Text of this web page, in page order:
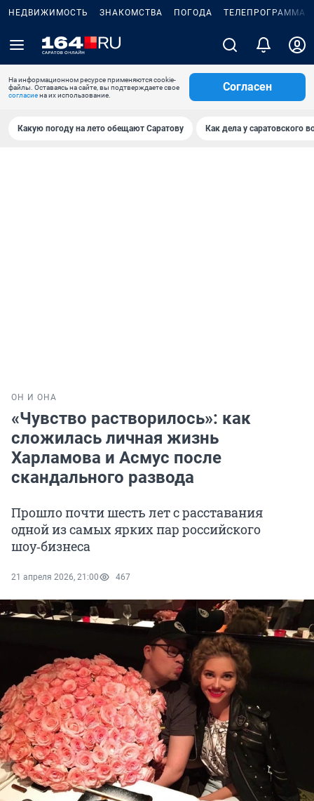
НЕДВИЖИМОСТЬ ЗНАКОМСТВА ПОГОДА ТЕЛЕПРОГРАММА
На информационном ресурсе применяются cookie-
файлы. Оставаясь на сайте, вы подтверждаете свое
согласиена их использование.
Согласен
Какую погоду на лето обещают Саратову Как дела у саратовского
ОН И ОНА
«Чувство растворилось»: как
сложилась личная жизнь
Харламова и Асмус после
скандального развода
Прошло почти шесть лет с расставания
одной из самых ярких пар российского
шоу‑бизнеса
21 апреля 2026, 21:00 467